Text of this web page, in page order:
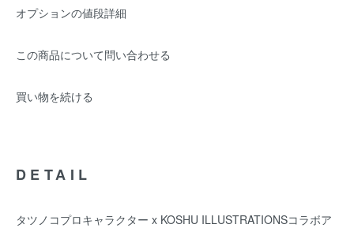
オプションの値段詳細
この商品について問い合わせる
買い物を続ける
DETAIL
タツノコプロキャラクター x KOSHU ILLUSTRATIONSコラボア